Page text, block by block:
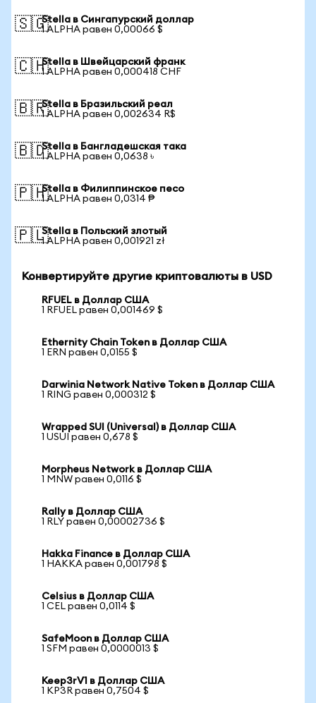
🇸🇬Stella в Сингапурский доллар
1 ALPHA равен 0,00066 $
🇨🇭Stella в Швейцарский франк
1 ALPHA равен 0,000418 CHF
🇧🇷Stella в Бразильский реал
1 ALPHA равен 0,002634 R$
🇧🇩Stella в Бангладешская така
1 ALPHA равен 0,0638 ৳
🇵🇭Stella в Филиппинское песо
1 ALPHA равен 0,0314 ₱
🇵🇱Stella в Польский злотый
1 ALPHA равен 0,001921 zł
Конвертируйте другие криптовалюты в USD
RFUEL в Доллар США
1 RFUEL равен 0,001469 $
Ethernity Chain Token в Доллар США
1 ERN равен 0,0155 $
Darwinia Network Native Token в Доллар США
1 RING равен 0,000312 $
Wrapped SUI (Universal) в Доллар США
1 USUI равен 0,678 $
Morpheus Network в Доллар США
1 MNW равен 0,0116 $
Rally в Доллар США
1 RLY равен 0,00002736 $
Hakka Finance в Доллар США
1 HAKKA равен 0,001798 $
Celsius в Доллар США
1 CEL равен 0,0114 $
SafeMoon в Доллар США
1 SFM равен 0,0000013 $
Keep3rV1 в Доллар США
1 KP3R равен 0,7504 $